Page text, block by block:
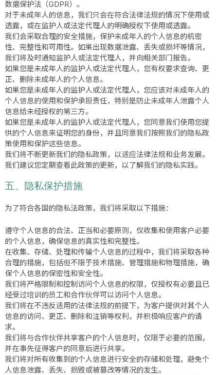
数据保护法（GDPR）。
对于未成年人的信息，我们只会在符合法律法规的情况下使用或
透露，或在监护人或法定代理人的明确授权下使用或透露。
我们会采取合理的安全措施，保护未成年人的个人信息的机密
性、完整性和可用性。如果出现数据泄露、丢失或损坏等情况，
我们将及时通知监护人或法定代理人，并向相关部门报告。
如果您是未成年人的监护人或法定代理人，您有权要求查询、更
正、删除未成年人的个人信息。
如果您是未成年人的监护人或法定代理人，您应该对未成年人的
个人信息的使用和保护承担责任，特别是防止未成年人泄露个人
信息给未经授权的第三方。
如果您是未成年人的监护人或法定代理人，您同意我们使用您提
供的个人信息来证明您的身份，并且同意我们按照我们的隐私政
策使用和保护这些信息。
我们将不断更新我们的隐私政策，以适应法律法规和业务发展。
我们建议您定期查看此政策的更新，以了解我们的隐私实践。
五、隐私保护措施
为了符合各国的隐私法政策，我们将采取以下措施：
遵守个人信息的合法、正当和必要原则，仅收集和使用客户必要
的个人信息，确保信息的真实性和完整性。
在收集、存储、处理和传输个人信息的过程中，我们将采取各种
合理的措施，包括但不限于技术措施、管理措施和物理措施，确
保个人信息的保密性和安全性。
我们将严格限制和控制访问个人信息的权限，仅授权有必要且已
经受过培训的员工和合作伙伴可以访问个人信息。
我们将在不违反适用的法律法规的前提下，为客户提供对其个人
信息的访问、更正、删除和注销等权利，并积极响应客户的请
求。
我们将与合作伙伴共享客户的个人信息时，仅限于必要的范围，
并在事先征得客户的同意后进行共享。
我们将对所有收集到的个人信息进行安全的存储和处理，避免个
人信息泄露、丢失、损毁或被篡改等情况的发生。